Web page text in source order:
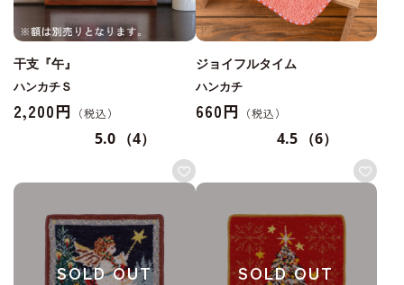
干支『午』
ハンカチＳ
2,200円
5.0 （4）
ジョイフルタイム
ハンカチ
660円
4.5 （6）
SOLD OUT SOLD OUT